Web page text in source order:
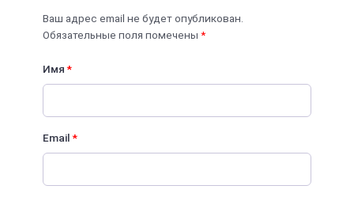
Ваш адрес email не будет опубликован.
Обязательные поля помечены *
Имя*
Email*